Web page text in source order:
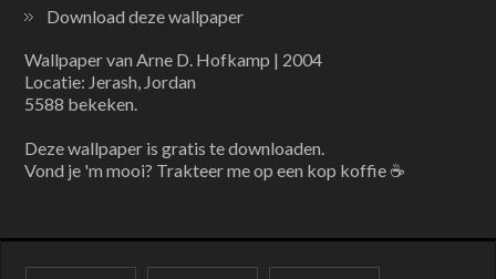
Download deze wallpaper
Wallpaper van Arne D. Hofkamp | 2004
Locatie: Jerash, Jordan
5588 bekeken.
Deze wallpaper is gratis te downloaden.
Vond je 'm mooi? Trakteer me op een kop koffie ☕